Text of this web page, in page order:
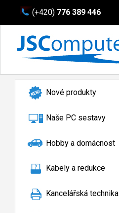
(+420) 776 389 446
Nové produkty
Naše PC sestavy
Hobby a domácnost
Kabely a redukce
Kancelářská technika